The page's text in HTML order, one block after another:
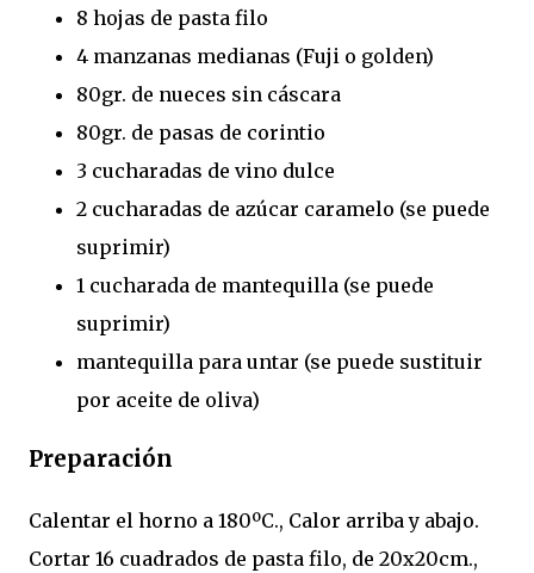
8 hojas de pasta filo
4 manzanas medianas (Fuji o golden)
80gr. de nueces sin cáscara
80gr. de pasas de corintio
3 cucharadas de vino dulce
2 cucharadas de azúcar caramelo (se puede
suprimir)
1 cucharada de mantequilla (se puede
suprimir)
mantequilla para untar (se puede sustituir
por aceite de oliva)
Preparación
Calentar el horno a 180ºC., Calor arriba y abajo.
Cortar 16 cuadrados de pasta filo, de 20x20cm.,